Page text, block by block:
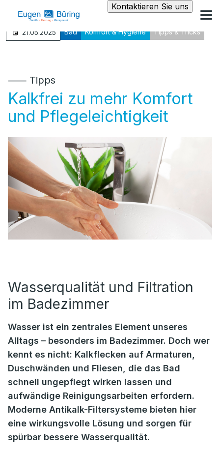
Kontaktieren Sie uns
21.05.2025 Bad Komfort & Hygiene Tipps & Tricks
⸺ Tipps
Kalkfrei zu mehr Komfort
und Pflegeleichtigkeit
Wasserqualität und Filtration
im Badezimmer
Wasser ist ein zentrales Element unseres
Alltags – besonders im Badezimmer. Doch wer
kennt es nicht: Kalkflecken auf Armaturen,
Duschwänden und Fliesen, die das Bad
schnell ungepflegt wirken lassen und
aufwändige Reinigungsarbeiten erfordern.
Moderne Antikalk-Filtersysteme bieten hier
eine wirkungsvolle Lösung und sorgen für
spürbar bessere Wasserqualität.